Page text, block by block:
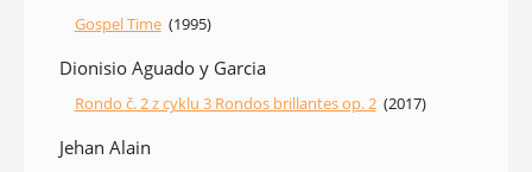
Gospel Time (1995)
Dionisio Aguado y Garcia
Rondo č. 2 z cyklu 3 Rondos brillantes op. 2 (2017)
Jehan Alain